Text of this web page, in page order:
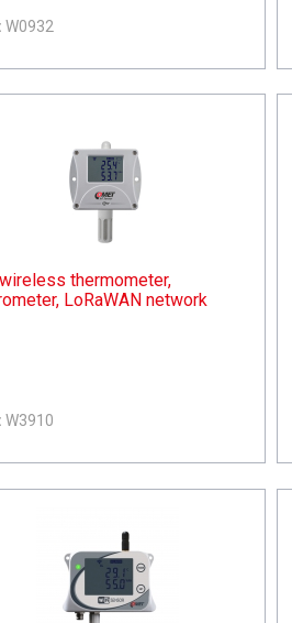
W0932
wireless thermometer,
LoRaWAN network
W3910